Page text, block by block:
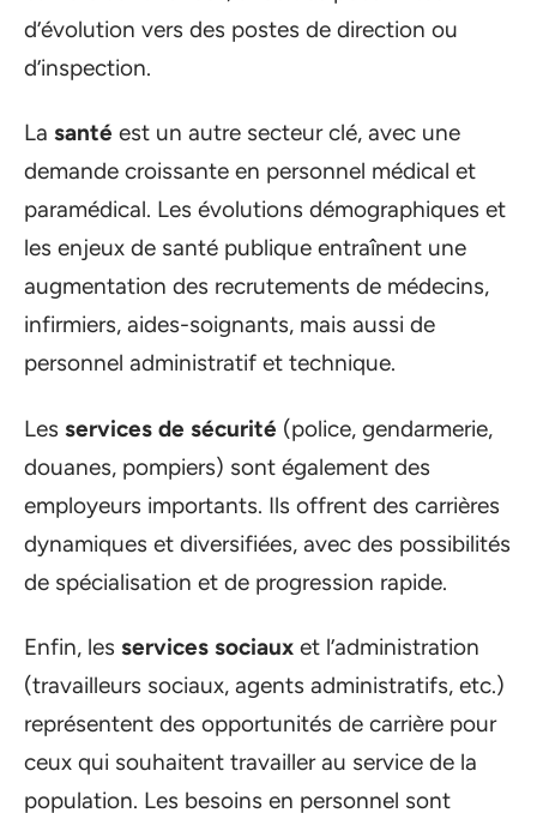
d’évolution vers des postes de direction ou
d’inspection.
La santé est un autre secteur clé, avec une
demande croissante en personnel médical et
paramédical. Les évolutions démographiques et
les enjeux de santé publique entraînent une
augmentation des recrutements de médecins,
infirmiers, aides-soignants, mais aussi de
personnel administratif et technique.
Les services de sécurité (police, gendarmerie,
douanes, pompiers) sont également des
employeurs importants. Ils offrent des carrières
dynamiques et diversifiées, avec des possibilités
de spécialisation et de progression rapide.
Enfin, les services sociaux et l’administration
(travailleurs sociaux, agents administratifs, etc.)
représentent des opportunités de carrière pour
ceux qui souhaitent travailler au service de la
population. Les besoins en personnel sont